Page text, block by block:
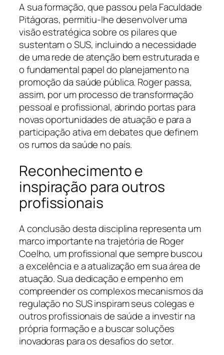
A sua formação, que passou pela Faculdade
Pitágoras, permitiu-lhe desenvolver uma
visão estratégica sobre os pilares que
sustentam o SUS, incluindo a necessidade
de uma rede de atenção bem estruturada e
o fundamental papel do planejamento na
promoção da saúde pública. Roger passa,
assim, por um processo de transformação
pessoal e profissional, abrindo portas para
novas oportunidades de atuação e para a
participação ativa em debates que definem
os rumos da saúde no país.
Reconhecimento e
inspiração para outros
profissionais
A conclusão desta disciplina representa um
marco importante na trajetória de Roger
Coelho, um profissional que sempre buscou
a excelência e a atualização em sua área de
atuação. Sua dedicação e empenho em
compreender os complexos mecanismos da
regulação no SUS inspiram seus colegas e
outros profissionais de saúde a investir na
própria formação e a buscar soluções
inovadoras para os desafios do setor.